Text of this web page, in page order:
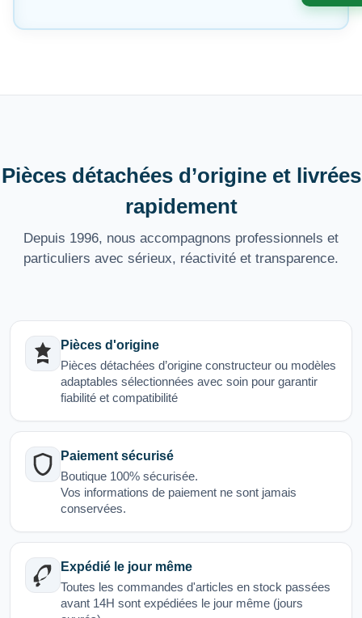
Pièces détachées d’origine et livrées
rapidement
Depuis 1996, nous accompagnons professionnels et
particuliers avec sérieux, réactivité et transparence.
Pièces d'origine
Pièces détachées d’origine constructeur ou modèles
adaptables sélectionnées avec soin pour garantir
fiabilité et compatibilité
Paiement sécurisé
Boutique 100% sécurisée.
Vos informations de paiement ne sont jamais
conservées.
Expédié le jour même
Toutes les commandes d'articles en stock passées
avant 14H sont expédiées le jour même (jours